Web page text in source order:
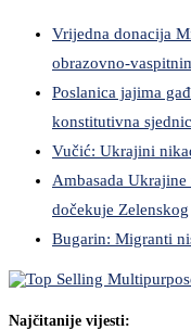
Vrijedna donacija
obrazovno-
Poslanica jajima
konstitutivna
Vučić: Ukrajini
Ambasada
dočekuje Zelenskog
Bugarin: Migranti
Najčitanije vijesti: